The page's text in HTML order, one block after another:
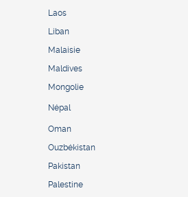
Laos
Liban
Malaisie
Maldives
Mongolie
Népal
Oman
Ouzbékistan
Pakistan
Palestine